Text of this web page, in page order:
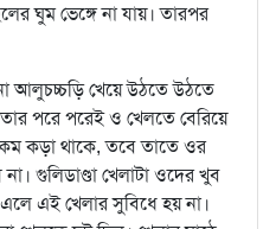
ঘুম ভেঙ্গে না যায়। তারপর
আলুচচ্চড়ি খেয়ে উঠতে উঠতে
পরে পরেই ও খেলতে বেরিয়ে
কড়া থাকে, তবে তাতে ওর
গুলিডাণ্ডা খেলাটা ওদের খুব
এই খেলার সুবিধে হয় না।